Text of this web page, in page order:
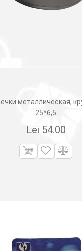
металлическая,
25*6,5
Lei 54.00